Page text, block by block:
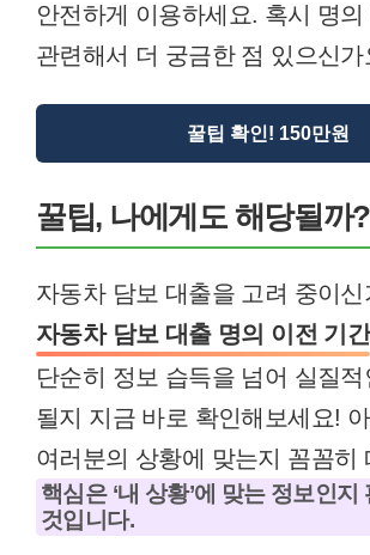
안전하게 이용하세요. 혹시 명의
관련해서 더 궁금한 점 있으신가
꿀팁 확인! 150만원
꿀팁, 나에게도 해당될까?
자동차 담보 대출을 고려 중이신
자동차 담보 대출 명의 이전 기간
단순히 정보 습득을 넘어 실질적
될지 지금 바로 확인해보세요!
여러분의 상황에 맞는지 꼼꼼히
핵심은 ‘내 상황’에 맞는 정보인지
것입니다.